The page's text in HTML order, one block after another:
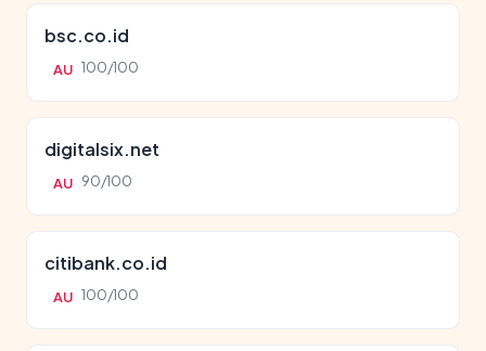
bsc.co.id
AU 100/100
digitalsix.net
AU 90/100
citibank.co.id
AU 100/100